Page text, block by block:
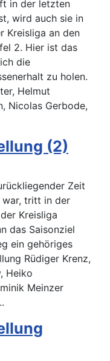
in der letzten
wird auch sie in
Kreisliga an den
2. Hier ist das
die
zu holen.
Helmut
Nicolas Gerbode,
(2)
Zeit
war, tritt in der
Kreisliga
das Saisonziel
ein gehöriges
Rüdiger Krenz,
Heiko
Meinzer